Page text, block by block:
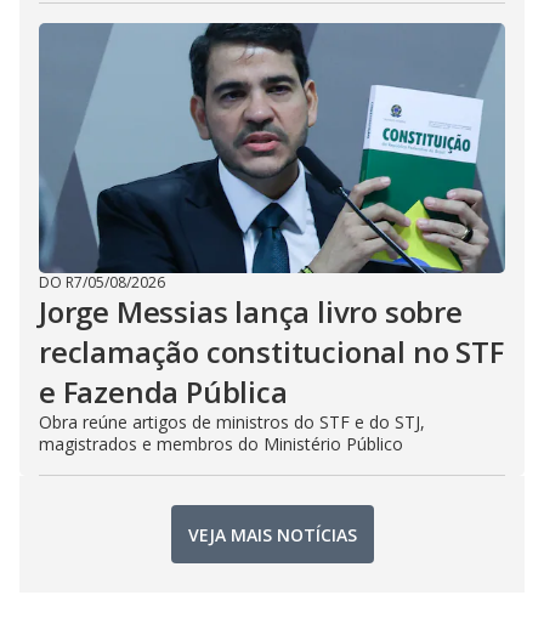
DO R7/05/08/2026
Jorge Messias lança livro sobre
reclamação constitucional no STF
e Fazenda Pública
Obra reúne artigos de ministros do STF e do STJ,
magistrados e membros do Ministério Público
VEJA MAIS NOTÍCIAS